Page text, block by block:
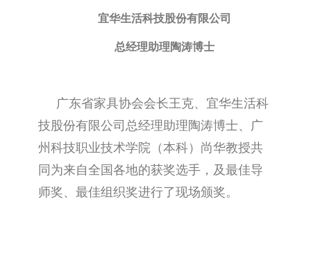
宜华生活科技股份有限公司
总经理助理陶涛博士
广东省家具协会会长王克、宜华生活科
技股份有限公司总经理助理陶涛博士、广
州科技职业技术学院（本科）尚华教授共
同为来自全国各地的获奖选手，及最佳导
师奖、最佳组织奖进行了现场颁奖。